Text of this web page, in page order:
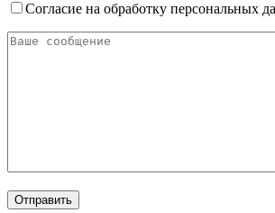
Согласие на обработку персональных